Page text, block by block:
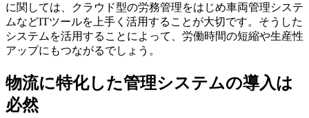
に関しては、クラウド型の労務管理をはじめ車両管理システ
ムなどITツールを上手く活用することが大切です。そうした
システムを活用することによって、労働時間の短縮や生産性
アップにもつながるでしょう。
物流に特化した管理システムの導入は
必然